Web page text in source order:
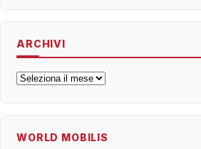
ARCHIVI
Archivi
WORLD MOBILIS